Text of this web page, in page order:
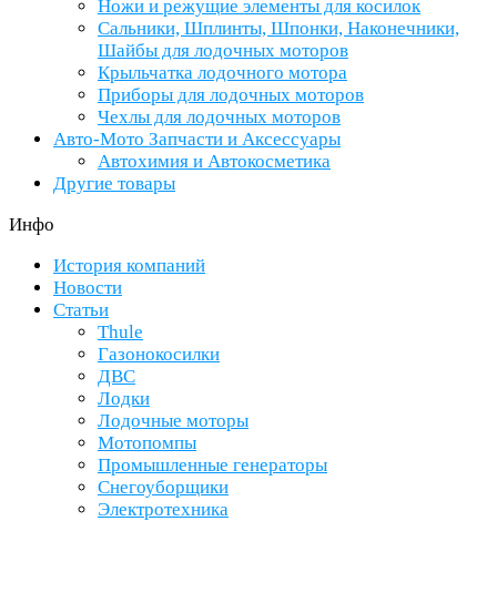
Ножи и режущие элементы для косилок
Сальники, Шплинты, Шпонки, Наконечники,
Шайбы для лодочных моторов
Крыльчатка лодочного мотора
Приборы для лодочных моторов
Чехлы для лодочных моторов
Авто-Мото Запчасти и Аксессуары
Автохимия и Автокосметика
Другие товары
Инфо
История компаний
Новости
Статьи
Thule
Газонокосилки
ДВС
Лодки
Лодочные моторы
Мотопомпы
Промышленные генераторы
Снегоуборщики
Электротехника